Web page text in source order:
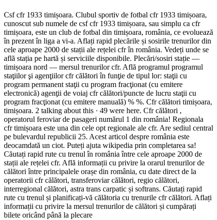
Csf cfr 1933 timișoara. Clubul sportiv de fotbal cfr 1933 timișoara,
cunoscut sub numele de csf cfr 1933 timișoara, sau simplu ca cfr
timișoara, este un club de fotbal din timișoara, românia, ce evoluează
în prezent în liga a vi-a. Aflați rapid plecările și sosirile trenurilor din
cele aproape 2000 de stații ale rețelei cfr în românia. Vedeți unde se
află stația pe hartă și serviciile disponibile. Plecări/sosiri stație —
timișoara nord — mersul trenurilor cfr. Află programul programul
staţiilor şi agenţiilor cfr călători în funţie de tipul lor: staţii cu
program permanent staţii cu program fracţionat (cu emitere
electronică) agenţii de voiaj cfr călători/puncte de lucru staţii cu
program fracţionat (cu emitere manuală) % %. Cfr călători timișoara,
timișoara. 2 talking about this · 49 were here. Cfr călători ,
operatorul feroviar de pasageri numărul 1 din românia! Regionala
cfr timișoara este una din cele opt regionale ale cfr. Are sediul central
pe bulevardul republicii 25. Acest articol despre românia este
deocamdată un ciot. Puteți ajuta wikipedia prin completarea sa!
Căutați rapid rute cu trenul în românia între cele aproape 2000 de
stații ale rețelei cfr. Află informații cu privire la orarul trenurilor de
călători între principalele orașe din românia, cu date direct de la
operatorii cfr călători, transferoviar călători, regio călători,
interregional călători, astra trans carpatic și softrans. Căutați rapid
rute cu trenul și planificați-vă călătoria cu trenurile cfr călători. Aflați
informații cu privire la mersul trenurilor de călători și cumpărați
bilete oricând până la plecare